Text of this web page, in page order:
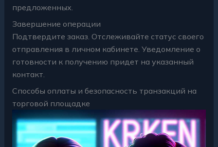
предложенных.
Завершение операции
Подтвердите заказ. Отслеживайте статус своего
отправления в личном кабинете. Уведомление о
готовности к получению придет на указанный
контакт.
Способы оплаты и безопасность транзакций на
торговой площадке